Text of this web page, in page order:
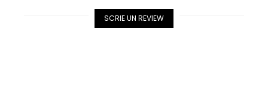
SCRIE UN REVIEW